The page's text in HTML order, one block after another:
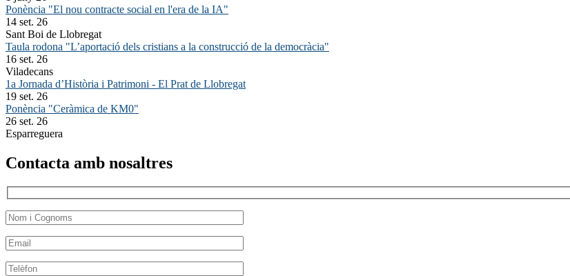
Ponència "El nou contracte social en l'era de la IA"
14 set. 26
Sant Boi de Llobregat
Taula rodona "L’aportació dels cristians a la construcció de la democràcia"
16 set. 26
Viladecans
1a Jornada d’Història i Patrimoni - El Prat de Llobregat
19 set. 26
Ponència "Ceràmica de KM0"
26 set. 26
Esparreguera
Contacta amb nosaltres